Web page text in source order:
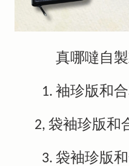
真哪噠自
1. 袖珍版和
2, 袋袖珍版和
3. 袋袖珍版